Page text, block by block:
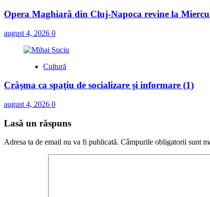
Opera Maghiară din Cluj-Napoca revine la
august 4, 2026 0
Cultură
Crâşma ca spaţiu de socializare şi informare (1)
august 4, 2026 0
Lasă un răspuns
Adresa ta de email nu va fi publicată. Câmpurile obligatorii sunt